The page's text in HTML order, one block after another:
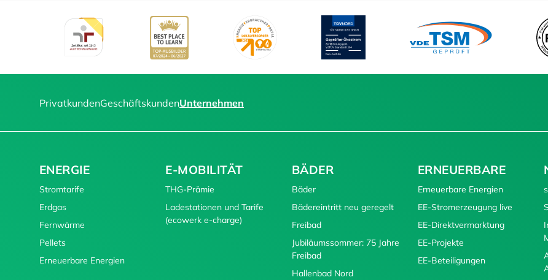
PrivatkundenGeschäftskundenUnternehmen
ENERGIE
Stromtarife
Erdgas
Fernwärme
Pellets
Erneuerbare Energien
E-MOBILITÄT
THG-Prämie
Ladestationen und Tarife
(ecowerk e-charge)
BÄDER
Bäder
Bädereintritt neu geregelt
Freibad
Jubiläumssommer: 75 Jahre
Freibad
Hallenbad Nord
ERNEUERBARE
Erneuerbare Energien
EE-Stromerzeugung live
EE-Direktvermarktung
EE-Projekte
EE-Beteiligungen